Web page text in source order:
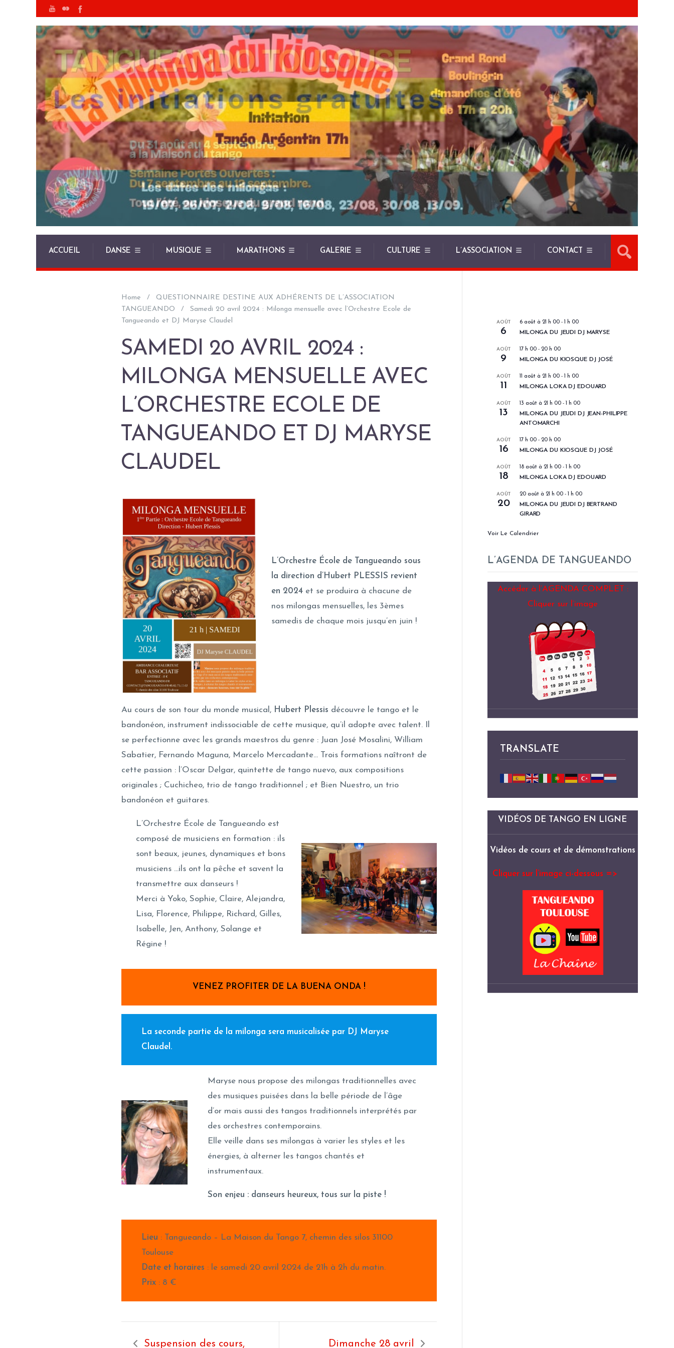
ACCUEIL DANSE MUSIQUE MARATHONS GALERIE CULTURE L’ASSOCIATION CONTACT
Home
QUESTIONNAIRE DESTINE AUX ADHÉRENTS DE L’ASSOCIATION
TANGUEANDO
Samedi 20 avril 2024 : Milonga mensuelle avec l’Orchestre Ecole de
Tangueando et DJ Maryse Claudel
SAMEDI 20 AVRIL 2024 :
MILONGA MENSUELLE AVEC
L’ORCHESTRE ECOLE DE
TANGUEANDO ET DJ MARYSE
CLAUDEL
L’Orchestre École de Tangueando sous
la direction d’Hubert PLESSIS revient
en 2024 et se produira à chacune de
nos milongas mensuelles, les 3èmes
samedis de chaque mois jusqu’en juin !
Au cours de son tour du monde musical, Hubert Plessis découvre le tango et le
bandonéon, instrument indissociable de cette musique, qu’il adopte avec talent. Il
se perfectionne avec les grands maestros du genre : Juan José Mosalini, William
Sabatier, Fernando Maguna, Marcelo Mercadante… Trois formations naîtront de
cette passion : l’Oscar Delgar, quintette de tango nuevo, aux compositions
originales ; Cuchicheo, trio de tango traditionnel ; et Bien Nuestro, un trio
bandonéon et guitares.
L’Orchestre École de Tangueando est
composé de musiciens en formation : ils
sont beaux, jeunes, dynamiques et bons
musiciens …ils ont la pêche et savent la
transmettre aux danseurs !
Merci à Yoko, Sophie, Claire, Alejandra,
Lisa, Florence, Philippe, Richard, Gilles,
Isabelle, Jen, Anthony, Solange et
Régine !
VENEZ PROFITER DE LA BUENA ONDA !
La seconde partie de la milonga sera musicalisée par DJ Maryse
Claudel.
Maryse nous propose des milongas traditionnelles avec
des musiques puisées dans la belle période de l’âge
d’or mais aussi des tangos traditionnels interprétés par
des orchestres contemporains.
Elle veille dans ses milongas à varier les styles et les
énergies, à alterner les tangos chantés et
instrumentaux.
Son enjeu : danseurs heureux, tous sur la piste !
Lieu : Tangueando – La Maison du Tango 7, chemin des silos 31100
Toulouse
Date et horaires : le samedi 20 avril 2024 de 21h à 2h du matin.
Prix : 8 €
Suspension des cours, Dimanche 28 avril
AOÛT
6
6 août à 21 h 00 - 1 h 00
MILONGA DU JEUDI DJ MARYSE
AOÛT
9
17 h 00 - 20 h 00
MILONGA DU KIOSQUE DJ JOSÉ
AOÛT
11
11 août à 21 h 00 - 1 h 00
MILONGA LOKA DJ EDOUARD
AOÛT
13
13 août à 21 h 00 - 1 h 00
MILONGA DU JEUDI DJ JEAN-PHILIPPE
ANTOMARCHI
AOÛT
16
17 h 00 - 20 h 00
MILONGA DU KIOSQUE DJ JOSÉ
AOÛT
18
18 août à 21 h 00 - 1 h 00
MILONGA LOKA DJ EDOUARD
AOÛT
20
20 août à 21 h 00 - 1 h 00
MILONGA DU JEUDI DJ BERTRAND
GIRARD
Voir Le Calendrier
L’AGENDA DE TANGUEANDO
Accéder à l’AGENDA COMPLET :
Cliquer sur l’image
TRANSLATE
VIDÉOS DE TANGO EN LIGNE
Vidéos de cours et de démonstrations
Cliquer sur l’image ci-dessous =>